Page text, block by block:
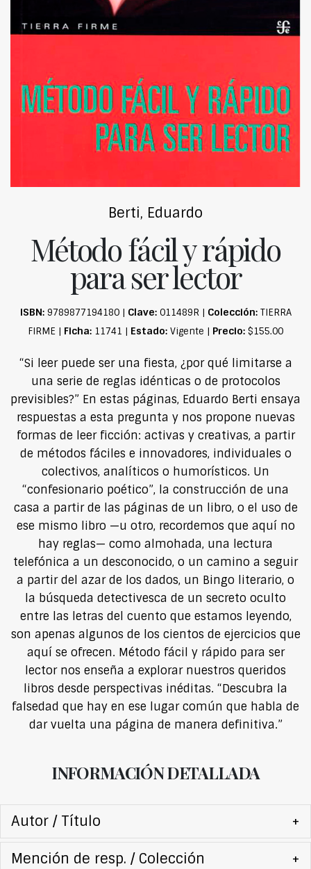
Berti, Eduardo
Método fácil y rápido
para ser lector
ISBN:9789877194180 | Clave:011489R | Colección:TIERRA
FIRME | Ficha: 11741 | Estado: Vigente | Precio: $155.00
“Si leer puede ser una fiesta, ¿por qué limitarse a
una serie de reglas idénticas o de protocolos
previsibles?” En estas páginas, Eduardo Berti ensaya
respuestas a esta pregunta y nos propone nuevas
formas de leer ficción: activas y creativas, a partir
de métodos fáciles e innovadores, individuales o
colectivos, analíticos o humorísticos. Un
“confesionario poético”, la construcción de una
casa a partir de las páginas de un libro, o el uso de
ese mismo libro —u otro, recordemos que aquí no
hay reglas— como almohada, una lectura
telefónica a un desconocido, o un camino a seguir
a partir del azar de los dados, un Bingo literario, o
la búsqueda detectivesca de un secreto oculto
entre las letras del cuento que estamos leyendo,
son apenas algunos de los cientos de ejercicios que
aquí se ofrecen. Método fácil y rápido para ser
lector nos enseña a explorar nuestros queridos
libros desde perspectivas inéditas. “Descubra la
falsedad que hay en ese lugar común que habla de
dar vuelta una página de manera definitiva.”
INFORMACIÓN DETALLADA
Autor / Título +
Mención de resp. / Colección +